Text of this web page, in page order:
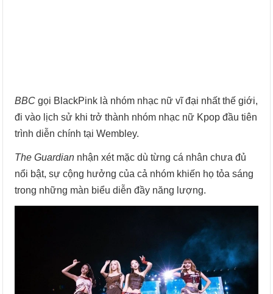
BBC gọi BlackPink là nhóm nhạc nữ vĩ đại nhất thế giới,
đi vào lịch sử khi trở thành nhóm nhạc nữ Kpop đầu tiên
trình diễn chính tại Wembley.
The Guardian nhận xét mặc dù từng cá nhân chưa đủ
nổi bật, sự cộng hưởng của cả nhóm khiến họ tỏa sáng
trong những màn biểu diễn đầy năng lượng.